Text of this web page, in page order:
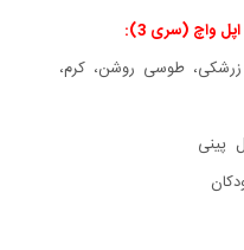
زرشکی، طوسی روشن، کرم،
پینی